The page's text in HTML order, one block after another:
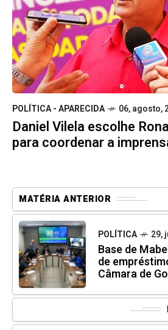
POLÍTICA - APARECIDA 06, agosto,
Daniel Vilela escolhe
para coordenar a
MATÉRIA ANTERIOR
POLÍTICA 29,
Base de
de
Câmara de